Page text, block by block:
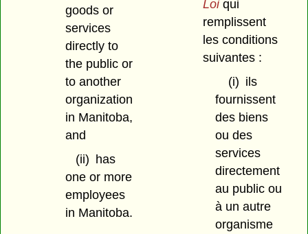
goods or
services
directly to
the public or
to another
organization
in Manitoba,
and
(ii) has
one or more
employees
in Manitoba.
Loiqui
remplissent
les conditions
suivantes :
(i) ils
fournissent
des biens
ou des
services
directement
au public ou
à un autre
organisme